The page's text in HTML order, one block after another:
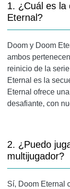
1. ¿Cuál es la
Eternal?
Doom y Doom
ambos
reinicio de la
Eternal es la
Eternal ofrece
desafiante, con
2. ¿Puedo
multijugador?
Sí, Doom Eternal